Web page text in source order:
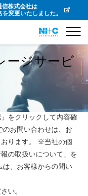
株式会社は
変更いたしました。
ージサービ
をクリックして内容確
お問い合わせは、お
おります。 ※当社の個
の取扱いについて」を
は、お客様からの問い
い。